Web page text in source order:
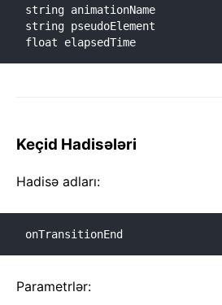
string animationName
string pseudoElement
float elapsedTime
Keçid Hadisələri
Hadisə adları:
onTransitionEnd
Parametrlər: